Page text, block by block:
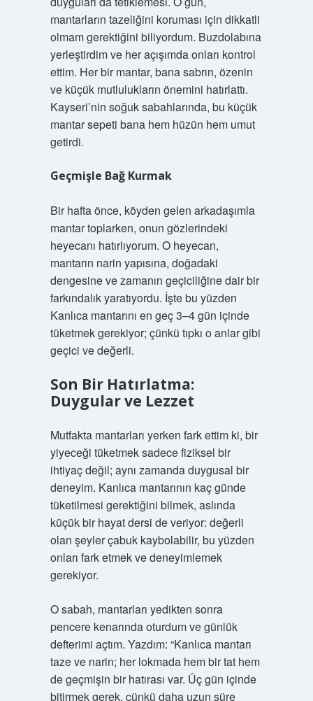
mantarların tazeliğini koruması için dikkatli
olmam gerektiğini biliyordum. Buzdolabına
yerleştirdim ve her açışımda onları kontrol
ettim. Her bir mantar, bana sabrın, özenin
ve küçük mutlulukların önemini hatırlattı.
Kayseri’nin soğuk sabahlarında, bu küçük
mantar sepeti bana hem hüzün hem umut
getirdi.
Geçmişle Bağ Kurmak
Bir hafta önce, köyden gelen arkadaşımla
mantar toplarken, onun gözlerindeki
heyecanı hatırlıyorum. O heyecan,
mantarın narin yapısına, doğadaki
dengesine ve zamanın geçiciliğine dair bir
farkındalık yaratıyordu. İşte bu yüzden
Kanlıca mantarını en geç 3–4 gün içinde
tüketmek gerekiyor; çünkü tıpkı o anlar gibi
geçici ve değerli.
Son Bir Hatırlatma:
Duygular ve Lezzet
Mutfakta mantarları yerken fark ettim ki, bir
yiyeceği tüketmek sadece fiziksel bir
ihtiyaç değil; aynı zamanda duygusal bir
deneyim. Kanlıca mantarının kaç günde
tüketilmesi gerektiğini bilmek, aslında
küçük bir hayat dersi de veriyor: değerli
olan şeyler çabuk kaybolabilir, bu yüzden
onları fark etmek ve deneyimlemek
gerekiyor.
O sabah, mantarları yedikten sonra
pencere kenarında oturdum ve günlük
defterimi açtım. Yazdım: “Kanlıca mantarı
taze ve narin; her lokmada hem bir tat hem
de geçmişin bir hatırası var. Üç gün içinde
bitirmek gerek, çünkü daha uzun süre